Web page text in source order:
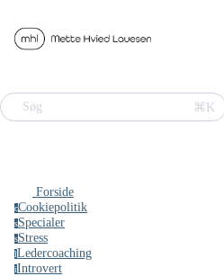
Søg ⌘K
Forside
cCookiepolitik
sSpecialer
sStress
lLedercoaching
iIntrovert